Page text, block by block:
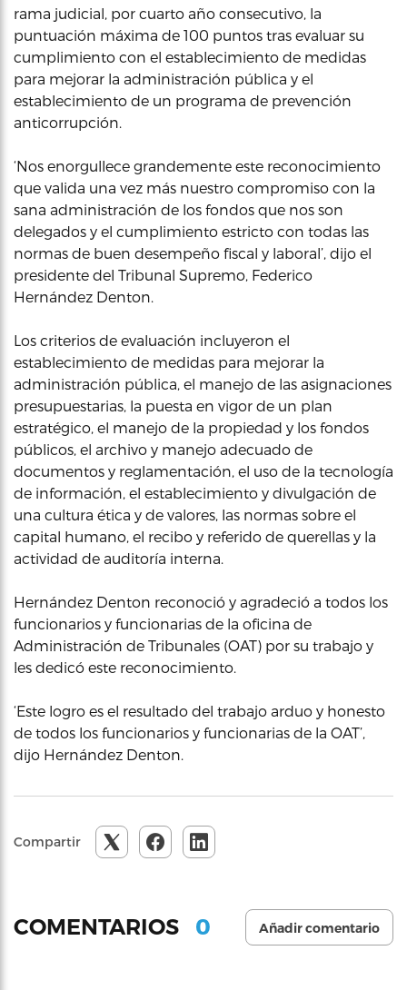
rama judicial, por cuarto año consecutivo, la
puntuación máxima de 100 puntos tras evaluar su
cumplimiento con el establecimiento de medidas
para mejorar la administración pública y el
establecimiento de un programa de prevención
anticorrupción.
‘Nos enorgullece grandemente este reconocimiento
que valida una vez más nuestro compromiso con la
sana administración de los fondos que nos son
delegados y el cumplimiento estricto con todas las
normas de buen desempeño fiscal y laboral’, dijo el
presidente del Tribunal Supremo, Federico
Hernández Denton.
Los criterios de evaluación incluyeron el
establecimiento de medidas para mejorar la
administración pública, el manejo de las asignaciones
presupuestarias, la puesta en vigor de un plan
estratégico, el manejo de la propiedad y los fondos
públicos, el archivo y manejo adecuado de
documentos y reglamentación, el uso de la tecnología
de información, el establecimiento y divulgación de
una cultura ética y de valores, las normas sobre el
capital humano, el recibo y referido de querellas y la
actividad de auditoría interna.
Hernández Denton reconoció y agradeció a todos los
funcionarios y funcionarias de la oficina de
Administración de Tribunales (OAT) por su trabajo y
les dedicó este reconocimiento.
‘Este logro es el resultado del trabajo arduo y honesto
de todos los funcionarios y funcionarias de la OAT’,
dijo Hernández Denton.
Compartir
COMENTARIOS 0 Añadir comentario